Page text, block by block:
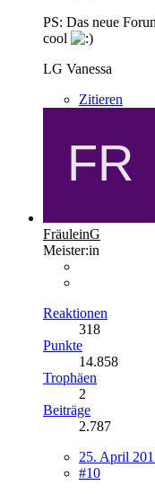
PS: Das neue
cool
LG Vanessa
Zitieren
FräuleinG
Meister:in
Reaktionen
318
Punkte
14.858
Trophäen
2
Beiträge
2.787
25. April
#10